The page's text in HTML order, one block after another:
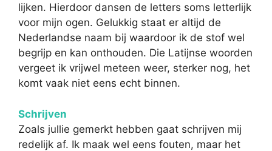
lijken. Hierdoor dansen de letters soms letterlijk
voor mijn ogen. Gelukkig staat er altijd de
Nederlandse naam bij waardoor ik de stof wel
begrijp en kan onthouden. Die Latijnse woorden
vergeet ik vrijwel meteen weer, sterker nog, het
komt vaak niet eens echt binnen.
Schrijven
Zoals jullie gemerkt hebben gaat schrijven mij
redelijk af. Ik maak wel eens fouten, maar het